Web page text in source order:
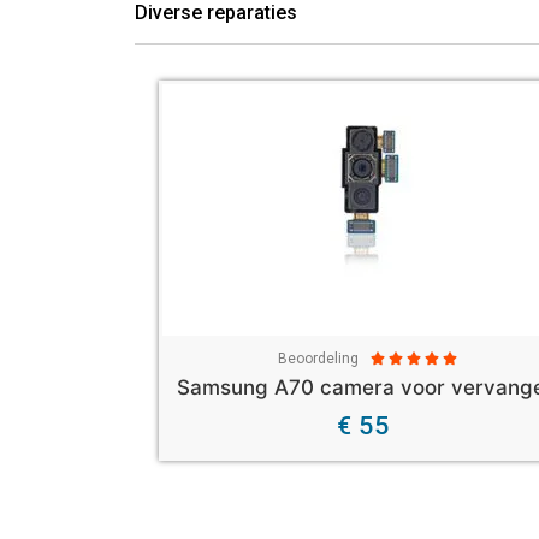
Diverse reparaties
Beoordeling     
Samsung A70 camera voor
€ 55